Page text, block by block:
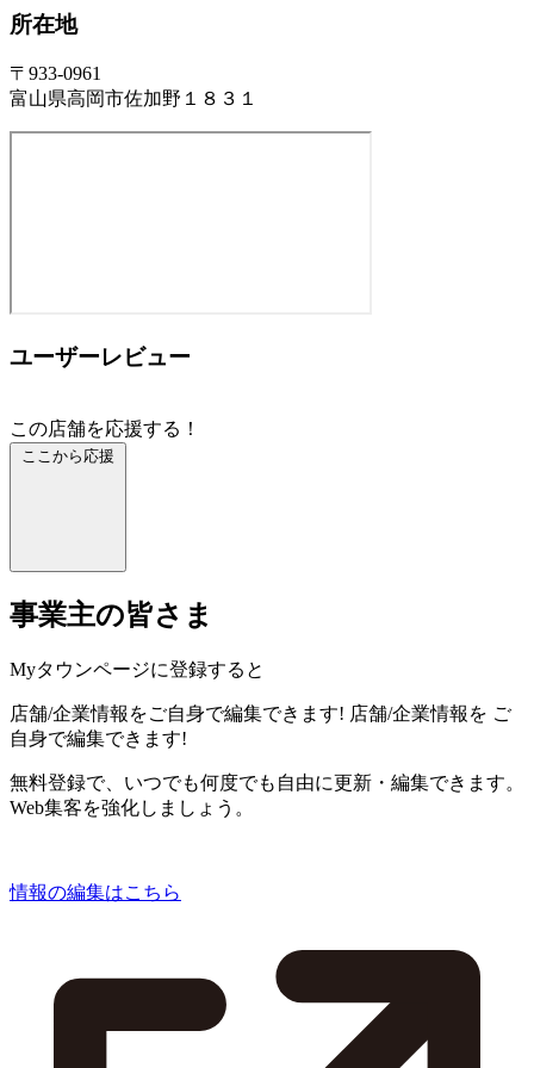
所在地
〒933-0961
富山県高岡市佐加野１８３１
ユーザーレビュー
この店舗を応援する！
ここから応援
事業主の皆さま
Myタウンページに登録すると
店舗/企業情報をご自身で編集できます! 店舗/企業情報を ご
自身で編集できます!
無料登録で、いつでも何度でも自由に更新・編集できます。
Web集客を強化しましょう。
情報の編集はこちら